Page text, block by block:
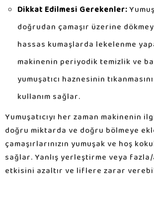
Dikkat Edilmesi Gerekenler:
doğrudan çamaşır üzerine
hassas kumaşlarda lekelenme
makinenin periyodik temizlik ve
yumuşatıcı haznesinin
kullanım sağlar.
Yumuşatıcıyı her zaman makinenin
doğru miktarda ve doğru bölmeye
çamaşırlarınızın yumuşak ve hoş
sağlar. Yanlış yerleştirme veya fazla/
etkisini azaltır ve liflere zarar